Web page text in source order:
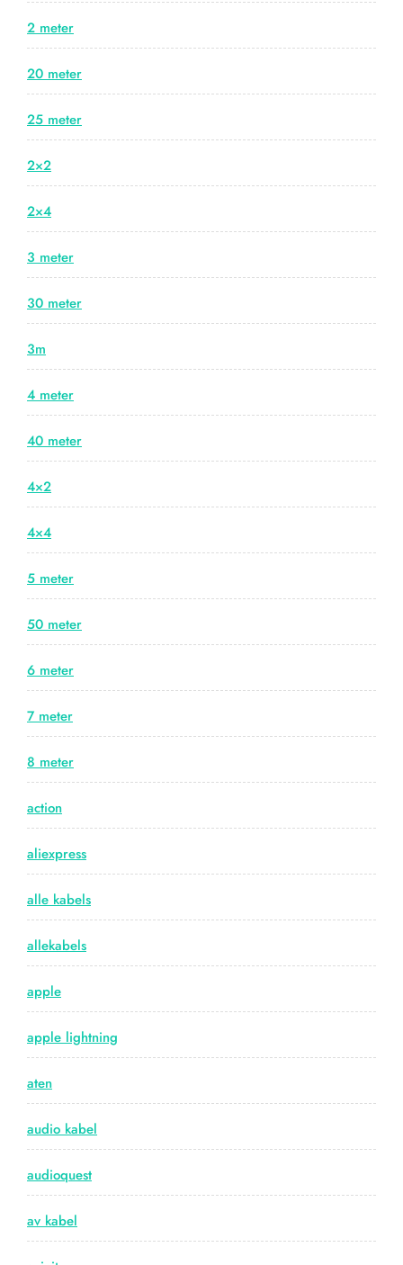
2 meter
20 meter
25 meter
2×2
2×4
3 meter
30 meter
3m
4 meter
40 meter
4×2
4×4
5 meter
50 meter
6 meter
7 meter
8 meter
action
aliexpress
alle kabels
allekabels
apple
apple lightning
aten
audio kabel
audioquest
av kabel